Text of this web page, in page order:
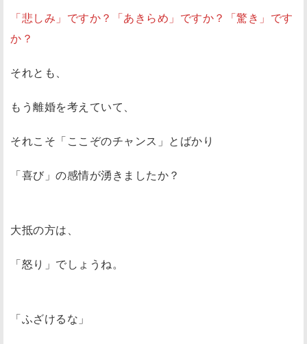
「悲しみ」ですか？「あきらめ」ですか？「驚き」です
か？
それとも、
もう離婚を考えていて、
それこそ「ここぞのチャンス」とばかり
「喜び」の感情が湧きましたか？
大抵の方は、
「怒り」でしょうね。
「ふざけるな」